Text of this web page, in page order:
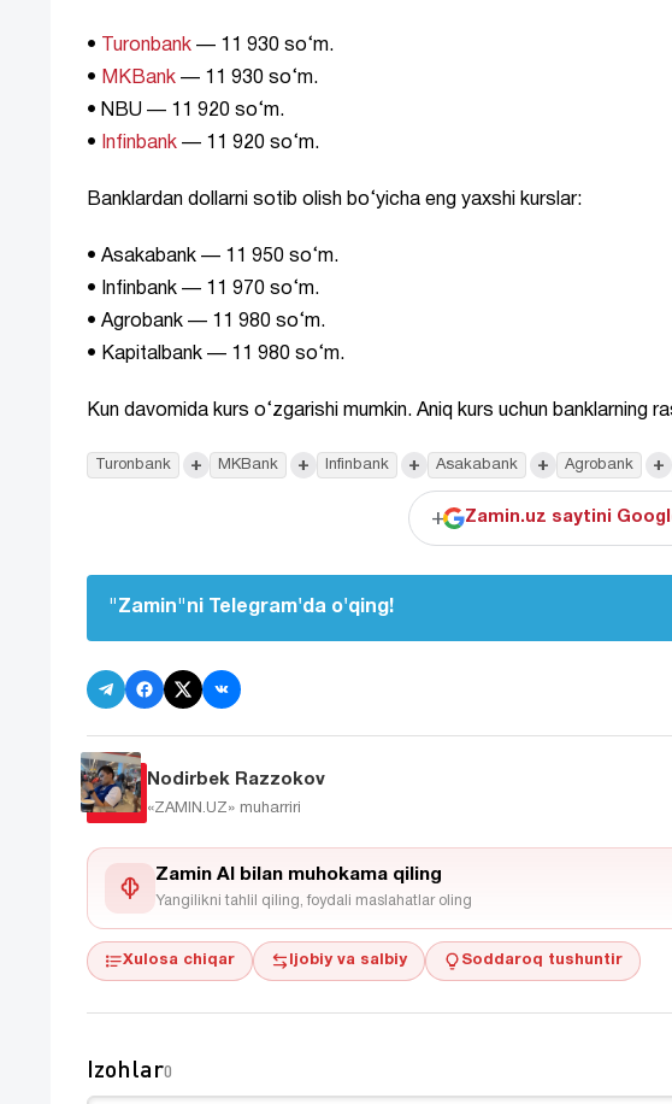
• Turonbank — 11 930 so‘m.
• MKBank — 11 930 so‘m.
• NBU — 11 920 so‘m.
•
Infinbank — 11 920 so‘m.
Banklardan dollarni sotib olish bo‘yicha eng yaxshi kurslar:
• Asakabank — 11 950 so‘m.
• Infinbank — 11 970 so‘m.
• Agrobank — 11 980 so‘m.
• Kapitalbank — 11 980 so‘m.
Kun davomida kurs o‘zgarishi mumkin. Aniq kurs uchun banklarning
Turonbank + MKBank + Infinbank + Asakabank + Agrobank +
+ Zamin.uz saytini
"Zamin"ni Telegram'da o'qing!
Nodirbek Razzokov
«ZAMIN.UZ» muharriri
Zamin AI bilan muhokama qiling
Yangilikni tahlil qiling, foydali maslahatlar oling
Xulosa chiqar Ijobiy va salbiy Soddaroq tushuntir
Izohlar0